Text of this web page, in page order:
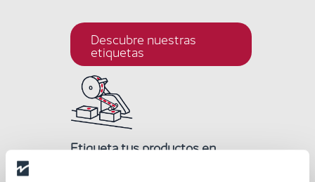
Descubre nuestras
etiquetas
Etiqueta tus productos en